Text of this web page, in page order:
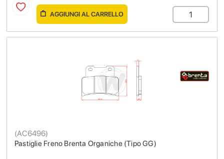
AGGIUNGI AL CARRELLO
Pastiglie Freno Brenta Organiche (Tipo GG)
(AC6496)